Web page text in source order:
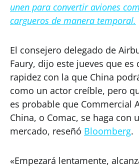
unen para convertir aviones
cargueros de manera temporal.
El consejero delegado de
Faury, dijo este jueves que
rapidez con la que China
como un actor creíble, pero
es probable que Commercial
China, o Comac, se haga con
mercado, reseñó Bloomberg.
«Empezará lentamente,